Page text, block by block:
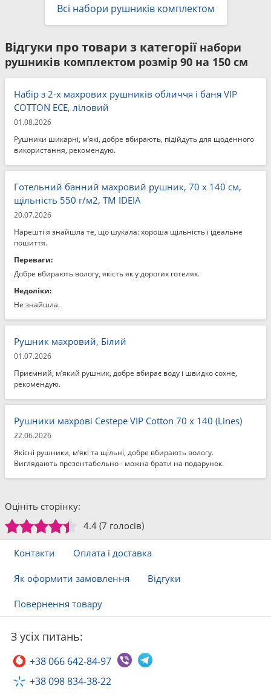
Всі набори рушників комплектом
Відгуки про товари з категорії набори
рушників комплектом розмір 90 на 150 см
Набір з 2-х махрових рушників обличчя і баня VIP
COTTON ECE, ліловий
01.08.2026
Рушники шикарні, м’які, добре вбирають, підійдуть для щоденного
використання, рекомендую.
Готельний банний махровий рушник, 70 x 140 см,
щільність 550 г/м2, ТМ IDEIA
20.07.2026
Нарешті я знайшла те, що шукала: хороша щільність і ідеальне
пошиття.
Переваги:
Добре вбирають вологу, якість як у дорогих готелях.
Недоліки:
Не знайшла.
Рушник махровий, Білий
01.07.2026
Приємний, м’який рушник, добре вбирає воду і швидко сохне,
рекомендую.
Рушники махрові Cestepe VIP Cotton 70 x 140 (Lines)
22.06.2026
Якісні рушники, м’які та щільні, добре вбирають вологу.
Виглядають презентабельно - можна брати на подарунок.
Оцініть сторінку:
4.4 (7 голосів)
Контакти Оплата і доставка
Як оформити замовлення Відгуки
Повернення товару
З усіх питань:
+38 066 642-84-97
+38 098 834-38-22